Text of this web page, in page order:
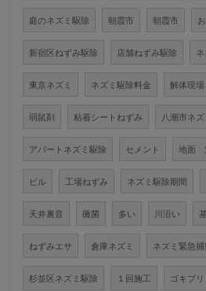
庭のネズミ駆除 朝霞市 朝霞市
新宿区ねずみ駆除 店舗ねずみ駆除
東京ネズミ ネズミ駆除料金 解体現
弱鼠剤 粘着シートねずみ 八潮市ネ
アパートネズミ駆除 セメント 地面
ビル 工場ねずみ ネズミ駆除期間
天井裏音 黴菌 多い 川沿い
ねずみエサ 倉庫ネズミ ネズミ緊急捕
杉並区ネズミ駆除 １回施工 ゴキブリ